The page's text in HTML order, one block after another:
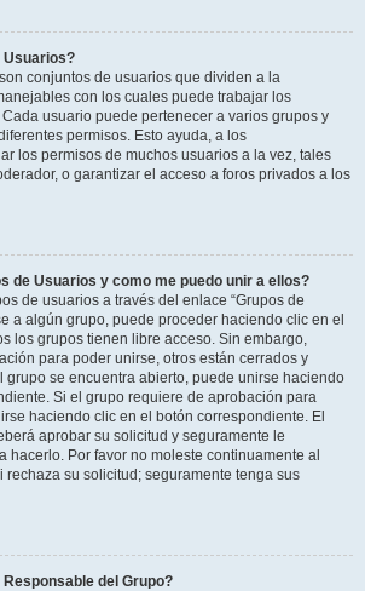
Usuarios?
conjuntos de usuarios que dividen a la
con los cuales puede trabajar los
usuario puede pertenecer a varios grupos y
permisos. Esto ayuda, a los
los permisos de muchos usuarios a la vez, tales
o garantizar el acceso a foros privados a los
de Usuarios y como me puedo unir a ellos?
de usuarios a través del enlace “Grupos de
a algún grupo, puede proceder haciendo clic en el
los grupos tienen libre acceso. Sin embargo,
para poder unirse, otros están cerrados y
grupo se encuentra abierto, puede unirse haciendo
Si el grupo requiere de aprobación para
haciendo clic en el botón correspondiente. El
aprobar su solicitud y seguramente le
hacerlo. Por favor no moleste continuamente al
rechaza su solicitud; seguramente tenga sus
del Grupo?